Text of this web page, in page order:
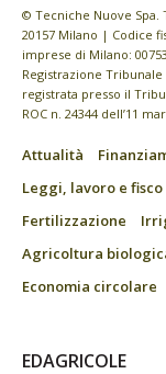
© Tecniche Nuove Spa.
20157 Milano | Codice
imprese di Milano:
Registrazione
registrata presso il
ROC n. 24344 dell’11
Attualità
Leggi, lavoro e fisco
Fertilizzazione
Agricoltura
Economia circolare
EDAGRICOLE